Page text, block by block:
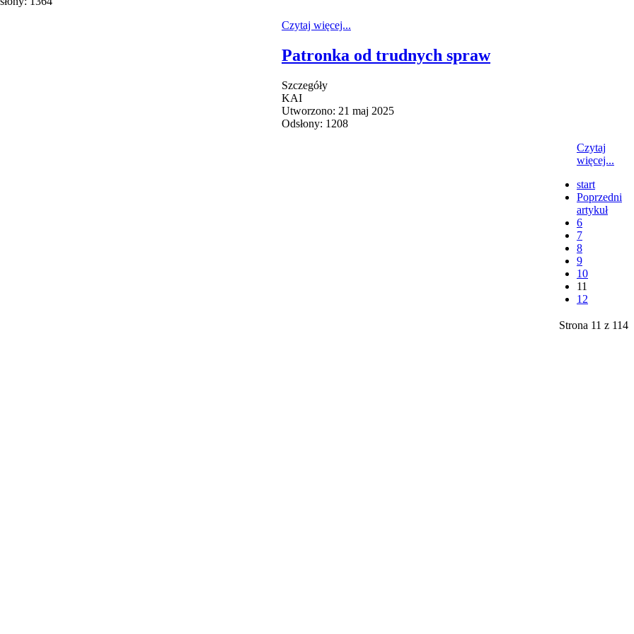
Czytaj więcej...
Patronka od trudnych spraw
Szczegóły
KAI
Utworzono: 21 maj 2025
Odsłony: 1208
Czytaj
więcej...
Strona 11 z 114
start
Poprzedni
artykuł
6
7
8
9
10
11
12